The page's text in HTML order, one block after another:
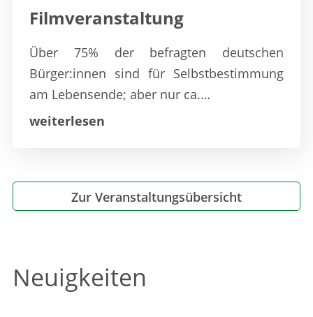
Filmveranstaltung
Über 75% der befragten deutschen
Bürger:innen sind für Selbstbestimmung
am Lebensende; aber nur ca.…
weiterlesen
Zur Veranstaltungsübersicht
Neuigkeiten